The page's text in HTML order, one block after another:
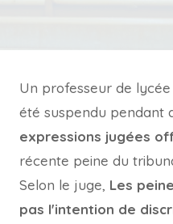
Un professeur de
été suspendu pendant
expressions jugées
récente peine du
Selon le juge, Les
pas l'intention de